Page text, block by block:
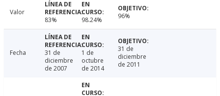
Valor
83%
98.24% 96%
Fecha
31 de
diciembre
de 2007
1 de
octubre
de 2014
31 de
diciembre
de 2011